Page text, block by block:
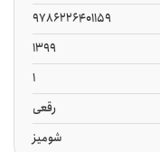
9786226401159
1399
1
رقعی
شومیز